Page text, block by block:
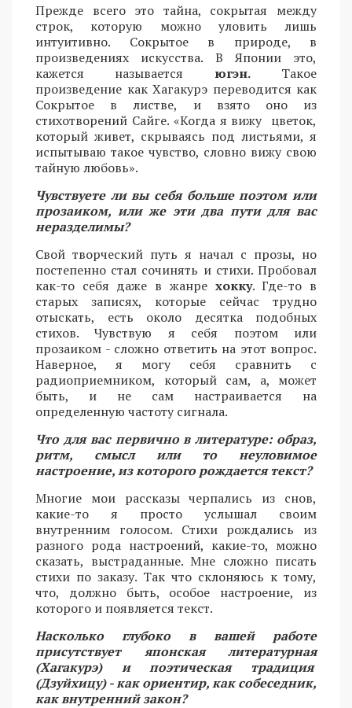
Прежде всего это тайна, сокрытая между
строк, которую можно уловить лишь
интуитивно. Сокрытое в природе, в
произведениях искусства. В Японии это,
кажется называется югэн.Такое
произведение как Хагакурэ переводится как
Сокрытое в листве, и взято оно из
стихотворений Сайге. «Когда я вижу цветок,
который живет, скрываясь под листьями, я
испытываю такое чувство, словно вижу свою
тайную любовь».
Чувствуете ли вы себя больше поэтом или
прозаиком, или же эти два пути для вас
неразделимы?
Свой творческий путь я начал с прозы, но
постепенно стал сочинять и стихи. Пробовал
как-то себя даже в жанре хокку. Где-то в
старых записях, которые сейчас трудно
отыскать, есть около десятка подобных
стихов. Чувствую я себя поэтом или
прозаиком - сложно ответить на этот вопрос.
Наверное, я могу себя сравнить с
радиоприемником, который сам, а, может
быть, и не сам настраивается на
определенную частоту сигнала.
Что для вас первично в литературе: образ,
ритм, смысл или то неуловимое
настроение, из которого рождается текст?
Многие мои рассказы черпались из снов,
какие-то я просто услышал своим
внутренним голосом. Стихи рождались из
разного рода настроений, какие-то, можно
сказать, выстраданные. Мне сложно писать
стихи по заказу. Так что склоняюсь к тому,
что, должно быть, особое настроение, из
которого и появляется текст.
Насколько глубоко в вашей работе
присутствует японская литературная
(Хагакурэ) и поэтическая традиция
(Дзуйхицу) - как ориентир, как собеседник,
как внутренний закон?